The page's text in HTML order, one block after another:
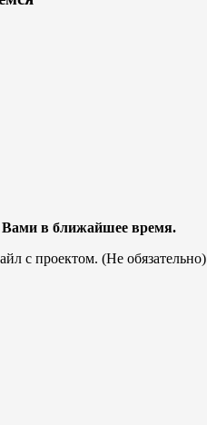
Вами в ближайшее время.
с проектом. (Не обязательно)